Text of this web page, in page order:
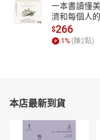
一本書讀懂
濟和每個人
$266
1 % (賺2點)
本店最新到貨